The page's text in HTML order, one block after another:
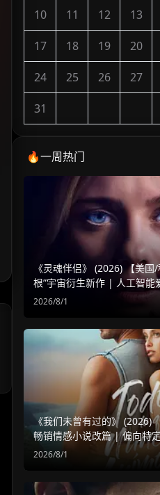
10 11 12 13
17 18 19 20
24 25 26 27
31
🔥一周热门
《灵魂伴侣》 (2026) 【美
根”宇宙衍生新作 | 人工智能
危机
2026/8/1
《我们未曾有过的》 (2026)
畅销情感小说改篇 | 偏向特
愈爱情片
2026/8/1